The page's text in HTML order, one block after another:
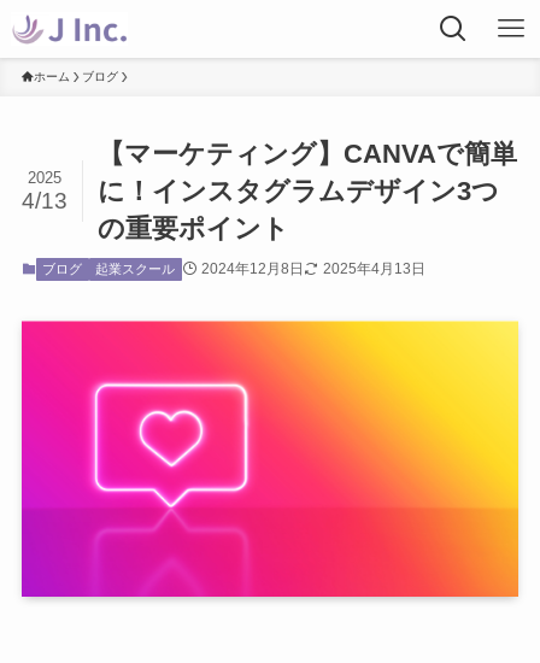
ホーム ブログ
【マーケティング】CANVAで簡単
に！インスタグラムデザイン3つ
の重要ポイント
2025
4/13
ブログ 起業スクール 2024年12月8日 2025年4月13日